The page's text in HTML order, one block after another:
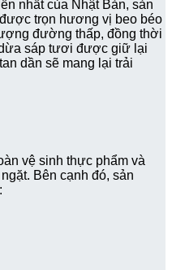
nhất của Nhật Bản, sản
trọn hương vị beo béo
đường thấp, đồng thời
sáp tươi được giữ lại
dần sẽ mang lại trải
vệ sinh thực phẩm và
Bên cạnh đó, sản